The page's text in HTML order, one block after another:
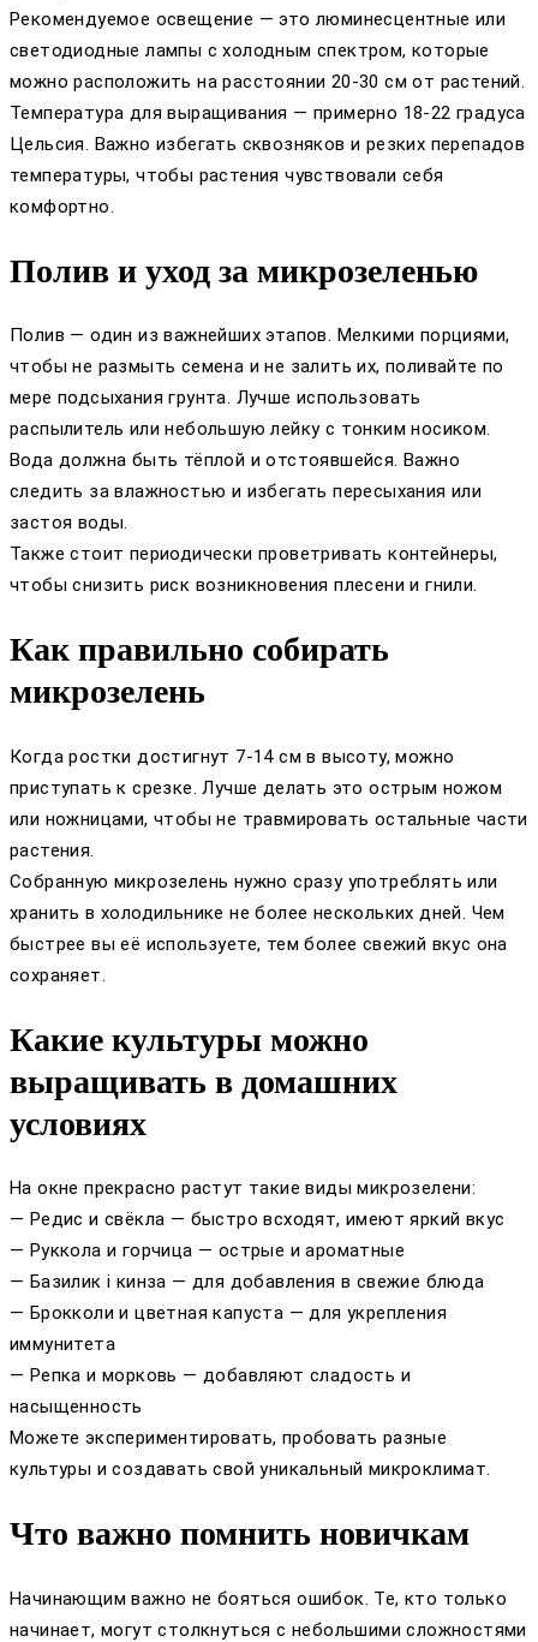
Рекомендуемое освещение — это люминесцентные или
светодиодные лампы с холодным спектром, которые
можно расположить на расстоянии 20-30 см от растений.
Температура для выращивания — примерно 18-22 градуса
Цельсия. Важно избегать сквозняков и резких перепадов
температуры, чтобы растения чувствовали себя
комфортно.
Полив и уход за микрозеленью
Полив — один из важнейших этапов. Мелкими порциями,
чтобы не размыть семена и не залить их, поливайте по
мере подсыхания грунта. Лучше использовать
распылитель или небольшую лейку с тонким носиком.
Вода должна быть тёплой и отстоявшейся. Важно
следить за влажностью и избегать пересыхания или
застоя воды.
Также стоит периодически проветривать контейнеры,
чтобы снизить риск возникновения плесени и гнили.
Как правильно собирать
микрозелень
Когда ростки достигнут 7-14 см в высоту, можно
приступать к срезке. Лучше делать это острым ножом
или ножницами, чтобы не травмировать остальные части
растения.
Собранную микрозелень нужно сразу употреблять или
хранить в холодильнике не более нескольких дней. Чем
быстрее вы её используете, тем более свежий вкус она
сохраняет.
Какие культуры можно
выращивать в домашних
условиях
На окне прекрасно растут такие виды микрозелени:
— Редис и свёкла — быстро всходят, имеют яркий вкус
— Руккола и горчица — острые и ароматные
— Базилик і кинза — для добавления в свежие блюда
— Брокколи и цветная капуста — для укрепления
иммунитета
— Репка и морковь — добавляют сладость и
насыщенность
Можете экспериментировать, пробовать разные
культуры и создавать свой уникальный микроклимат.
Что важно помнить новичкам
Начинающим важно не бояться ошибок. Те, кто только
начинает, могут столкнуться с небольшими сложностями